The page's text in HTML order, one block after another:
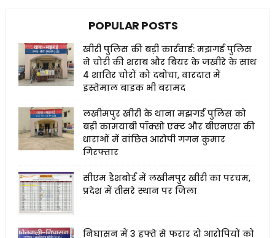
POPULAR POSTS
खीरी पुलिस की बड़ी कार्रवाई: मझगई पुलिस
ने चोरी की शराब और बियर के जखीरे के साथ
4 शातिर चोरों को दबोचा, वारदात में
इस्तेमाल बाइक भी बरामद
लखीमपुर खीरी के थाना मझगई पुलिस को
बड़ी कामयाबी पॉक्सो एक्ट और बीएनएस की
धाराओं में वांछित आरोपी गगन कुमार
गिरफ्तार
सीएम डैशबोर्ड में लखीमपुर खीरी का परचम,
प्रदेश में तीसरे स्थान पर जिला
निघासन में 3 हफ्ते से फरार दो आरोपियों को